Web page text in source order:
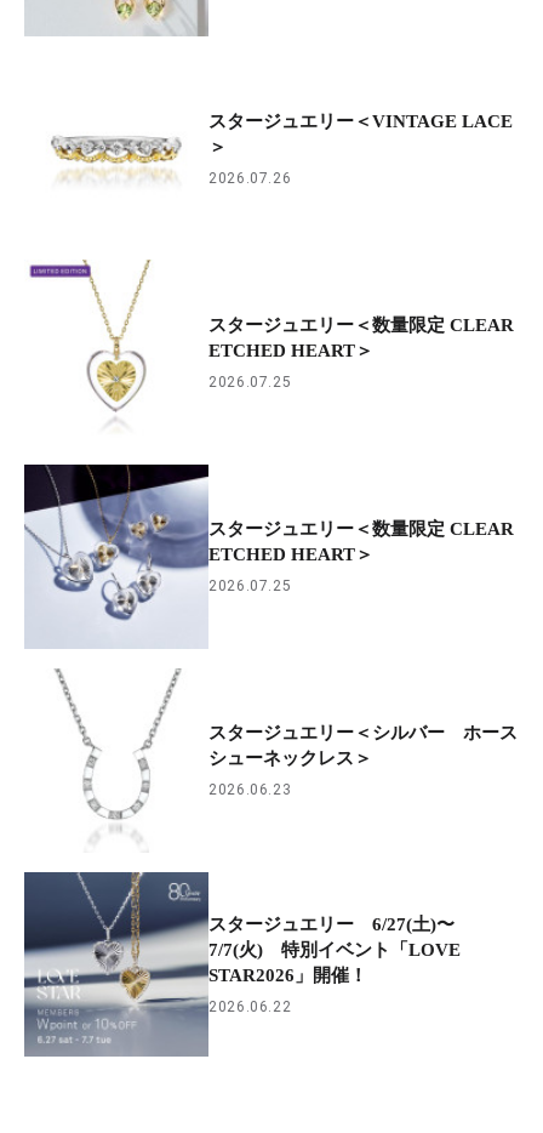
スタージュエリー＜VINTAGE LACE
＞
2026.07.26
スタージュエリー＜数量限定 CLEAR
ETCHED HEART＞
2026.07.25
スタージュエリー＜数量限定 CLEAR
ETCHED HEART＞
2026.07.25
スタージュエリー＜シルバー ホース
シューネックレス＞
2026.06.23
スタージュエリー 6/27(土)〜
7/7(火) 特別イベント「LOVE
STAR2026」開催！
2026.06.22